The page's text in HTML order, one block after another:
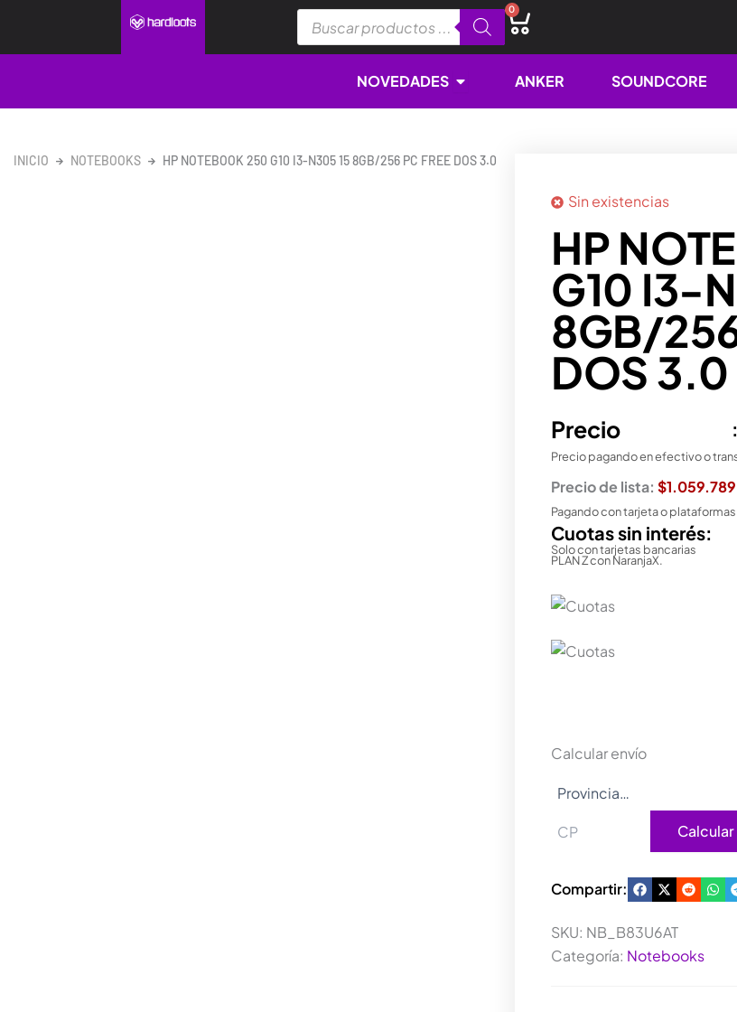
contenido
productos
0
Cart
NOVEDADES Open NOVEDADES
ANKER SOUNDCORE
INICIO NOTEBOOKS HP NOTEBOOK 250 G10 I3-N305 15 8GB/256 PC FREE DOS 3.0
Sin existencias
HP
G10 I3-
8GB/
DOS 3.0
Precio :
Precio pagando en efectivo o
Precio de lista: $1.059.789
Pagando con tarjeta o
Cuotas sin interés:
Solo con tarjetas bancarias
PLAN Z con NaranjaX.
Calcular envío
Calcular
Compartir:
SKU: NB_B83U6AT
Categoría: Notebooks